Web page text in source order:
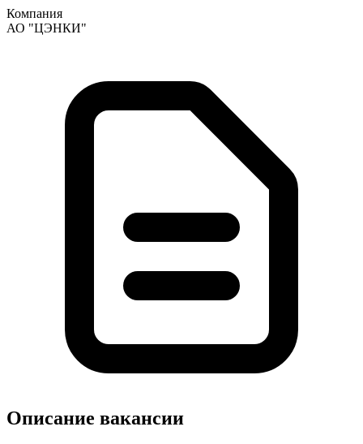
Компания
АО "ЦЭНКИ"
Описание вакансии